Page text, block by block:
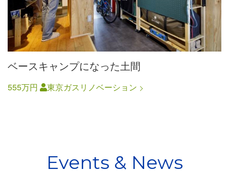
ベースキャンプになった土間
555万円 東京ガスリノベーション